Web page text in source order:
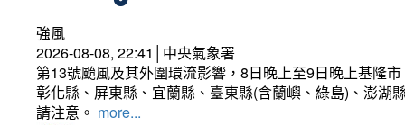
強風
2026-08-08, 22:41│中央氣象署
第13號颱風及其外圍環流影響，8日晚上至9日晚上基隆
彰化縣、屏東縣、宜蘭縣、臺東縣(含蘭嶼、綠島)、澎湖
請注意。 more...